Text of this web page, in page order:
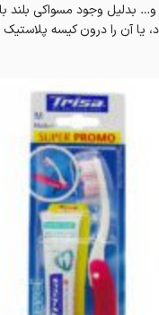
بدلیل وجود مسواکی بلند
یا آن را درون کیسه